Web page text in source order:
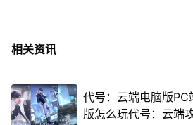
相关资讯
代号：云端电脑版
版怎么玩代号：云端